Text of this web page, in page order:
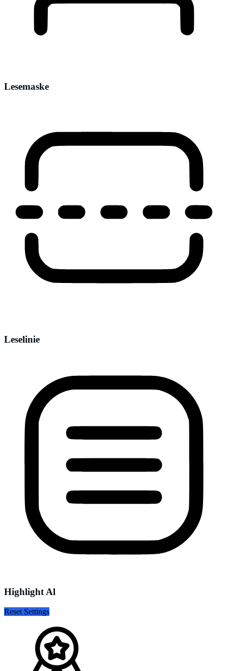
Lesemaske
Leselinie
Highlight Al
Reset Settings